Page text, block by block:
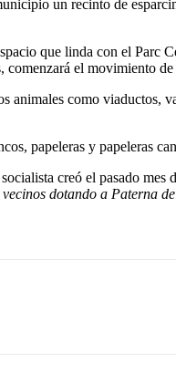
un recinto de
que linda con el Parc
el movimiento
como viaductos,
papeleras y papeleras
creó el pasado mes
dotando a Paterna